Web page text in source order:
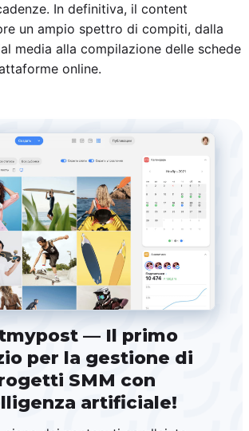
In definitiva, il content
un ampio spettro di compiti, dalla
media alla compilazione delle schede
online.
— Il primo
per la gestione di
SMM con
artificiale!